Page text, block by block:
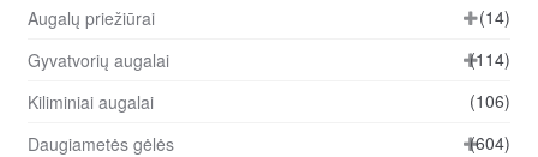
Augalų priežiūrai
(14)
Gyvatvorių augalai
(114)
Kiliminiai augalai
(106)
Daugiametės gėlės
(604)